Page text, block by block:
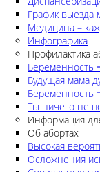
График выезда
Медицина –
Инфографика
Профилактика
Беременность
Будущая мама
Беременность
Ты ничего не
Информация
Об абортах
Высокая
Осложнения